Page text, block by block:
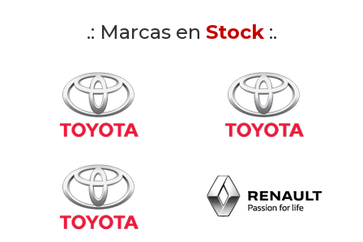
.: Marcas en Stock:.